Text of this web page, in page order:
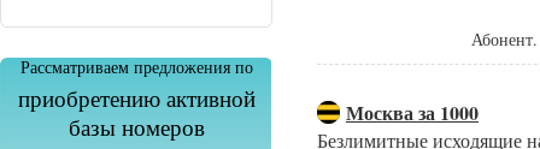
Рассматриваем предложения по
приобретению активной
базы номеров
Москва за 1000
Безлимитные исходящие